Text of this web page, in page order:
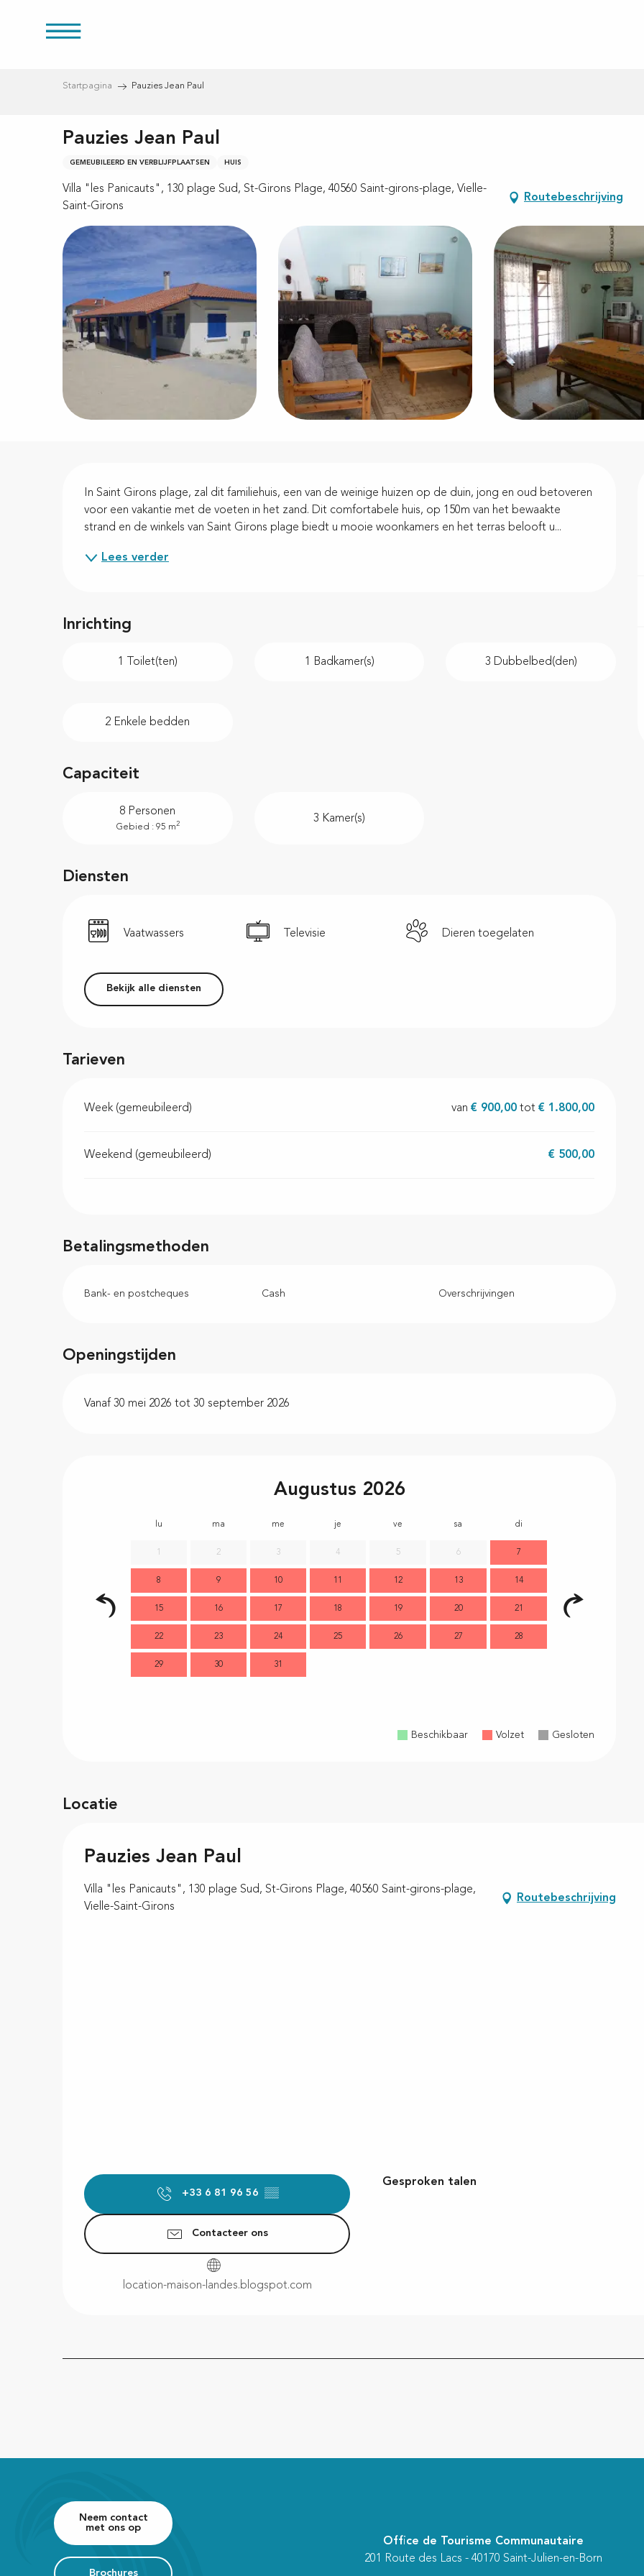
Startpagina Pauzies Jean Paul
Pauzies Jean Paul
GEMEUBILEERD EN VERBLIJFPLAATSEN HUIS
Villa "les Panicauts", 130 plage Sud, St-Girons Plage, 40560 Saint-girons-plage, Vielle-
Saint-Girons
Routebeschrijving
Beschrijving
In Saint Girons plage, zal dit familiehuis, een van de weinige huizen op de duin, jong en oud betoveren
voor een vakantie met de voeten in het zand. Dit comfortabele huis, op 150m van het bewaakte
strand en de winkels van Saint Girons plage biedt u mooie woonkamers en het terras belooft u...
Lees verder
Inrichting
1 Toilet(ten) 1 Badkamer(s) 3 Dubbelbed(den)
2 Enkele bedden
Capaciteit
8 Personen
Gebied : 95 m2
3 Kamer(s)
Diensten
Vaatwassers Televisie Dieren toegelaten
Bekijk alle diensten
Tarieven
Week (gemeubileerd) van€ 900,00 tot€ 1.800,00
Weekend (gemeubileerd) € 500,00
Betalingsmethoden
Bank- en postcheques Cash Overschrijvingen
Openingstijden
Vanaf 30 mei 2026 tot 30 september 2026
Augustus 2026
lu ma me je ve sa di
1 2 3 4 5 6 7
8 9 10 11 12 13 14
15 16 17 18 19 20 21
22 23 24 25 26 27 28
29 30 31
Beschikbaar Volzet Gesloten
Locatie
Pauzies Jean Paul
Villa "les Panicauts", 130 plage Sud, St-Girons Plage, 40560 Saint-girons-plage,
Vielle-Saint-Girons
Routebeschrijving
+33 6 81 96 56 ▒▒
Contacteer ons
location-maison-landes.blogspot.com
Gesproken talen
Gesproken talen
Neem contact
met ons op
Brochures
Office de Tourisme Communautaire
201 Route des Lacs - 40170 Saint-Julien-en-Born